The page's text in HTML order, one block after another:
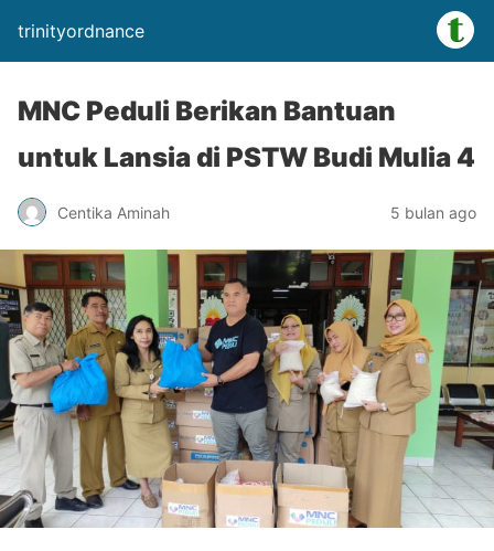
trinityordnance
MNC Peduli Berikan Bantuan
untuk Lansia di PSTW Budi Mulia 4
Centika Aminah 5 bulan ago